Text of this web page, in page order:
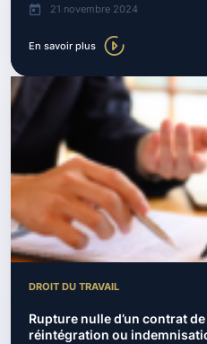
21 novembre 2024
En savoir plus
DROIT DU TRAVAIL
Rupture nulle d’un contrat
réintégration ou